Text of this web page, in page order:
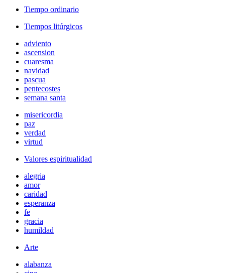
Tiempo ordinario
Tiempos litúrgicos
adviento
ascension
cuaresma
navidad
pascua
pentecostes
semana santa
misericordia
paz
verdad
virtud
Valores espiritualidad
alegria
amor
caridad
esperanza
fe
gracia
humildad
Arte
alabanza